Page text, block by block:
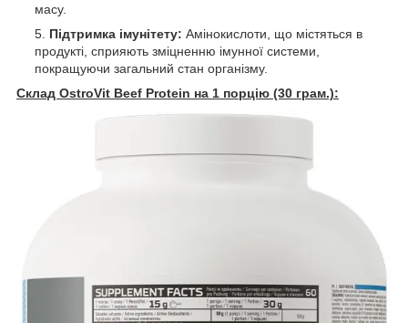
масу.
Підтримка імунітету: Амінокислоти, що містяться в
продукті, сприяють зміцненню імунної системи,
покращуючи загальний стан організму.
Склад OstroVit Beef Protein на 1 порцію (30 грам.):